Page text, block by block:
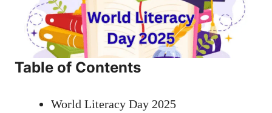
Table of Contents
World Literacy Day 2025